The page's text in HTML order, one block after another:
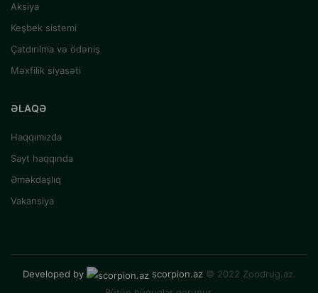
Aksiya
Keşbek sistemi
Çatdırılma və ödəniş
Məxfilik siyasəti
ƏLAQƏ
Haqqımızda
Sayt haqqında
Əməkdaşlıq
Vakansiya
Developed by scorpion.az © 2022 Zoodrug.az.